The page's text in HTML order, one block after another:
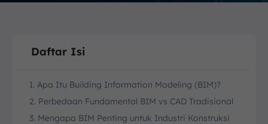
Daftar Isi
1. Apa Itu Building Information Modeling (BIM)?
2. Perbedaan Fundamental BIM vs CAD Tradisional
3. Mengapa BIM Penting untuk Industri Konstruksi